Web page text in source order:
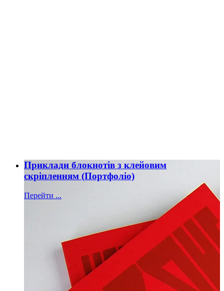
Приклади блокнотів з клейовим
скріпленням (Портфоліо)
Перейти ...